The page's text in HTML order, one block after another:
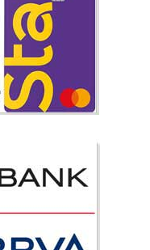
Grena Mare
de Fabrica
elegant la pret de fabrica
acum de cel mai mic preț